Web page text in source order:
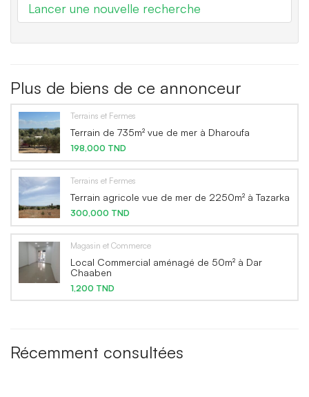
Lancer une nouvelle recherche
Plus de biens de ce annonceur
Terrains et Fermes
Terrain de 735m² vue de mer à Dharoufa
198,000 TND
Terrains et Fermes
Terrain agricole vue de mer de 2250m² à Tazarka
300,000 TND
Magasin et Commerce
Local Commercial aménagé de 50m² à Dar
Chaaben
1,200 TND
Récemment consultées